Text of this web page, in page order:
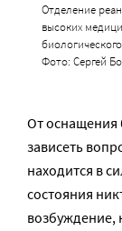
Отделение
высоких
Фото: Сергей
От оснащения
зависеть
находится в
состояния
возбуждение,